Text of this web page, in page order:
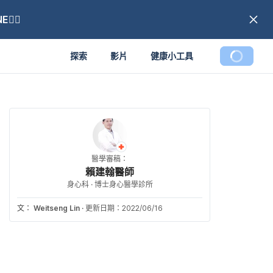
探索 影片 健康小工具
醫學審稿：
賴建翰醫師
身心科 · 博士身心醫學診所
文： Weitseng Lin · 更新日期：2022/06/16